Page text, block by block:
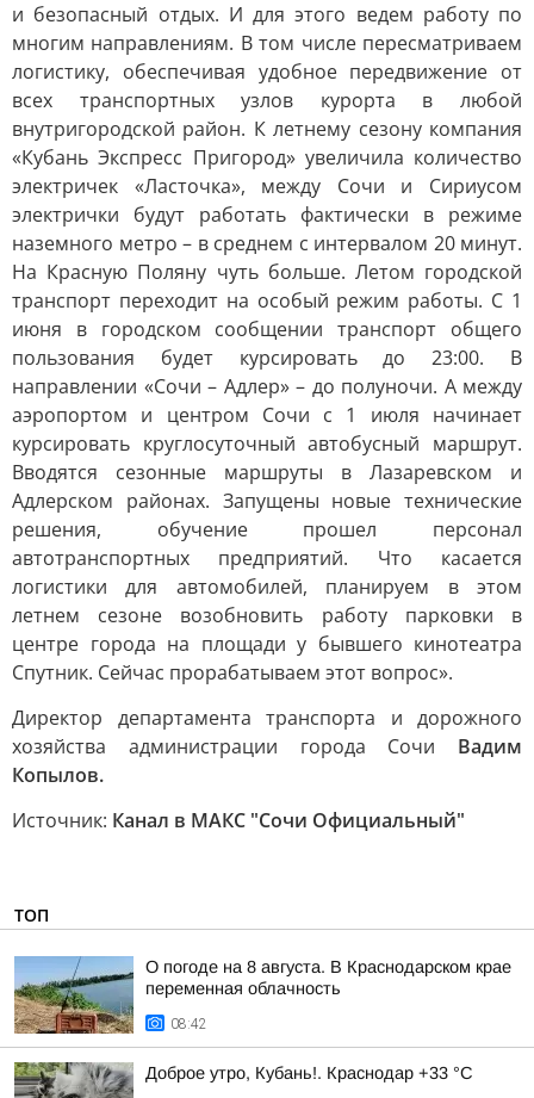
и безопасный отдых. И для этого ведем работу по
многим направлениям. В том числе пересматриваем
логистику, обеспечивая удобное передвижение от
всех транспортных узлов курорта в любой
внутригородской район. К летнему сезону компания
«Кубань Экспресс Пригород» увеличила количество
электричек «Ласточка», между Сочи и Сириусом
электрички будут работать фактически в режиме
наземного метро – в среднем с интервалом 20 минут.
На Красную Поляну чуть больше. Летом городской
транспорт переходит на особый режим работы. С 1
июня в городском сообщении транспорт общего
пользования будет курсировать до 23:00. В
направлении «Сочи – Адлер» – до полуночи. А между
аэропортом и центром Сочи с 1 июля начинает
курсировать круглосуточный автобусный маршрут.
Вводятся сезонные маршруты в Лазаревском и
Адлерском районах. Запущены новые технические
решения, обучение прошел персонал
автотранспортных предприятий. Что касается
логистики для автомобилей, планируем в этом
летнем сезоне возобновить работу парковки в
центре города на площади у бывшего кинотеатра
Спутник. Сейчас прорабатываем этот вопрос».
Директор департамента транспорта и дорожного
хозяйства администрации города Сочи Вадим
Копылов.
Источник: Канал в МАКС "Сочи Официальный"
ТОП
О погоде на 8 августа. В Краснодарском крае
переменная облачность
08:42
Доброе утро, Кубань!. Краснодар +33 °С